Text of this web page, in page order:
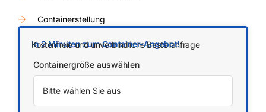
Containerstellung
In 2 Minuten zum Container-Angebot!
Kostenfreie und unverbindliche Bestellanfrage
Containergröße auswählen